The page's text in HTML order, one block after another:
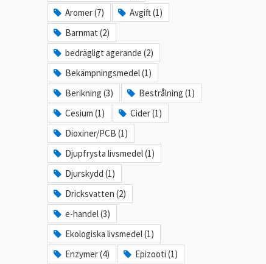
Aromer (7)
Avgift (1)
Barnmat (2)
bedrägligt agerande (2)
Bekämpningsmedel (1)
Berikning (3)
Bestrålning (1)
Cesium (1)
Cider (1)
Dioxiner/PCB (1)
Djupfrysta livsmedel (1)
Djurskydd (1)
Dricksvatten (2)
e-handel (3)
Ekologiska livsmedel (1)
Enzymer (4)
Epizooti (1)